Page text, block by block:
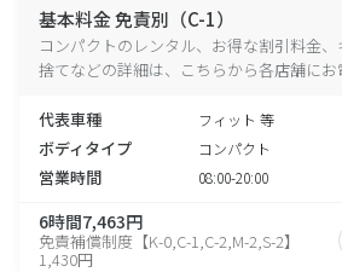
基本料金 免責別（C-1）
コンパクトのレンタル、お得な割引料金
捨てなどの詳細は、こちらから各店舗にお
代表車種 フィット 等
ボディタイプ コンパクト
営業時間 08:00-20:00
6時間7,463円
免責補償制度【K-0,C-1,C-2,M-2,S-2】
1,430円